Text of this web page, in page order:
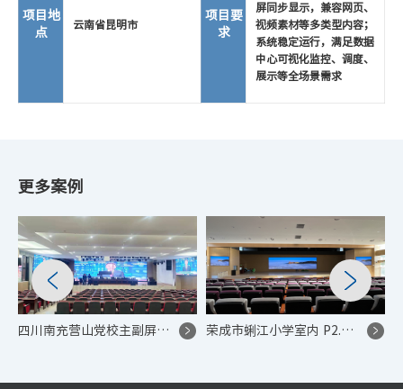
项目地
点
云南省昆明市
项目要
求
屏同步显示，兼容网页、
视频素材等多类型内容；
系统稳定运行，满足数据
中心可视化监控、调度、
展示等全场景需求
更多案例
四川南充营山党校主副屏同步 LED 显示屏控制系统项目 荣成市蜊江小学室内 P2.5 LED 教学展示项目